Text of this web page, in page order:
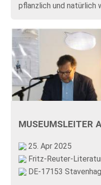
pflanzlich und natürlich
MUSEUMSLEITER
25. Apr 2025
Fritz-Reuter-
DE-17153